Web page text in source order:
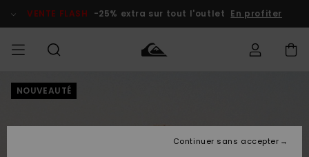
l'information
le
VENTE FLASH -25% extra sur tout l'outlet En profiter
HOMME
Accessoires
Accessoires
Nouveautés
Nederlands
NOUVEAUTÉ
Continuer sans accepter